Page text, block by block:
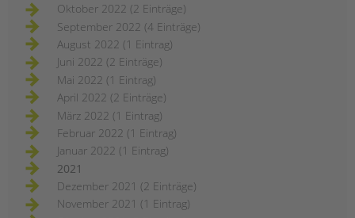
Oktober 2022 (2 Einträge)
September 2022 (4 Einträge)
August 2022 (1 Eintrag)
Juni 2022 (2 Einträge)
Mai 2022 (1 Eintrag)
April 2022 (2 Einträge)
März 2022 (1 Eintrag)
Februar 2022 (1 Eintrag)
Januar 2022 (1 Eintrag)
2021
Dezember 2021 (2 Einträge)
November 2021 (1 Eintrag)